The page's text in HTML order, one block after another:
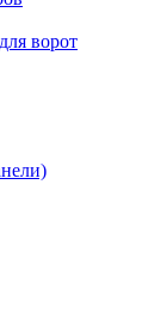
ворот